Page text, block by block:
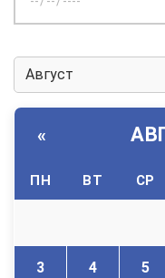
дату:
«
ПН ВТ СР
3 4 5